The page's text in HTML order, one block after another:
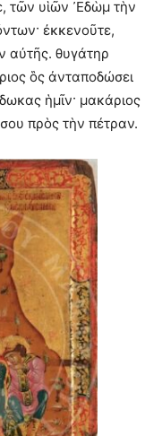
τῶν υἱῶν ᾿Εδὼμ τὴν
ἐκκενοῦτε,
αὐτῆς. θυγάτηρ
ὃς ἀνταποδώσει
ἡμῖν· μακάριος
πρὸς τὴν πέτραν.